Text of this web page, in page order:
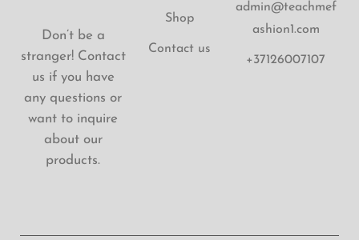
Don’t be a
stranger! Contact
us if you have
any questions or
want to inquire
about our
products.
Shop
Contact us
admin@teachmef
ashion1.com
+37126007107